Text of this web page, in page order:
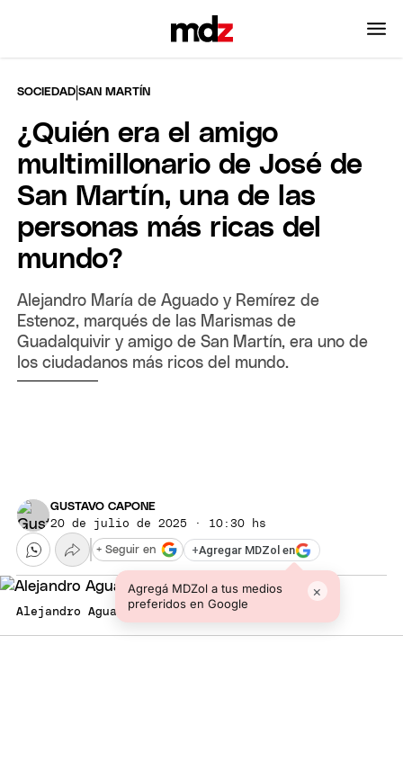
SOCIEDAD |SAN MARTÍN
¿Quién era el amigo
multimillonario de José de
San Martín, una de las
personas más ricas del
mundo?
Alejandro María de Aguado y Remírez de
Estenoz, marqués de las Marismas de
Guadalquivir y amigo de San Martín, era uno de
los ciudadanos más ricos del mundo.
GUSTAVO CAPONE
20 de julio de 2025 · 10:30 hs
+Agregar MDZol en
Agregá MDZol a tus medios
preferidos en Google
×
+ Seguir en
Alejandro Aguado, amigo de San Martín.